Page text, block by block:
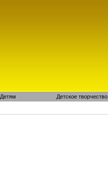
Детям Детское творчество